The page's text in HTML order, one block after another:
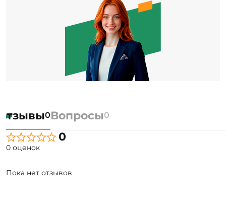
0Вопросы0
0
0 оценок
Пока нет отзывов